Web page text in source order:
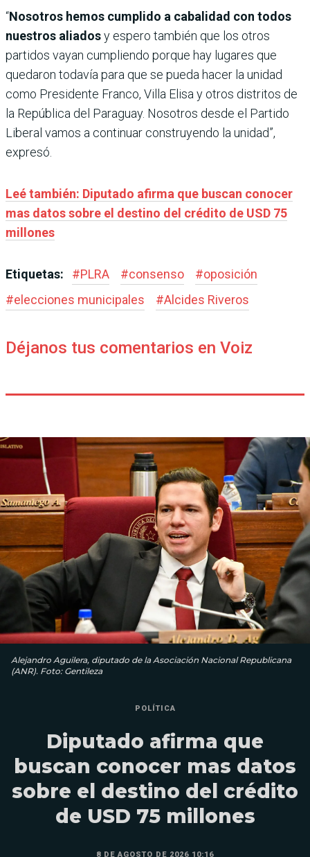
“Nosotros hemos cumplido a cabalidad con todos
nuestros aliadosy espero también que los otros
partidos vayan cumpliendo porque hay lugares que
quedaron todavía para que se pueda hacer la unidad
como Presidente Franco, Villa Elisa y otros distritos de
la República del Paraguay. Nosotros desde el Partido
Liberal vamos a continuar construyendo la unidad”,
expresó.
Leé también: Diputado afirma que buscan conocer
mas datos sobre el destino del crédito de USD 75
millones
Etiquetas: #PLRA #consenso #oposición
#elecciones municipales #Alcides Riveros
Déjanos tus comentarios en Voiz
Alejandro Aguilera, diputado de la Asociación Nacional Republicana
(ANR). Foto: Gentileza
POLÍTICA
Diputado afirma que
buscan conocer mas datos
sobre el destino del crédito
de USD 75 millones
8 DE AGOSTO DE 2026 10:16